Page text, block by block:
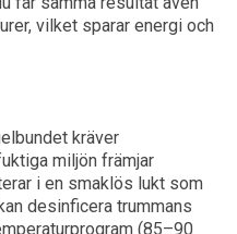
vilket sparar energi och
kräver
miljön främjar
i en smaklös lukt som
desinficera trummans
(85–90